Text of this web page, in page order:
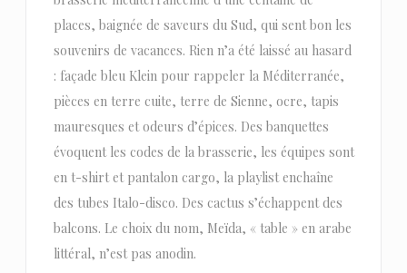
places, baignée de saveurs du Sud, qui sent bon les
souvenirs de vacances. Rien n’a été laissé au hasard
: façade bleu Klein pour rappeler la Méditerranée,
pièces en terre cuite, terre de Sienne, ocre, tapis
mauresques et odeurs d’épices. Des banquettes
évoquent les codes de la brasserie, les équipes sont
en t-shirt et pantalon cargo, la playlist enchaîne
des tubes Italo-disco. Des cactus s’échappent des
balcons. Le choix du nom, Meïda, « table » en arabe
littéral, n’est pas anodin.